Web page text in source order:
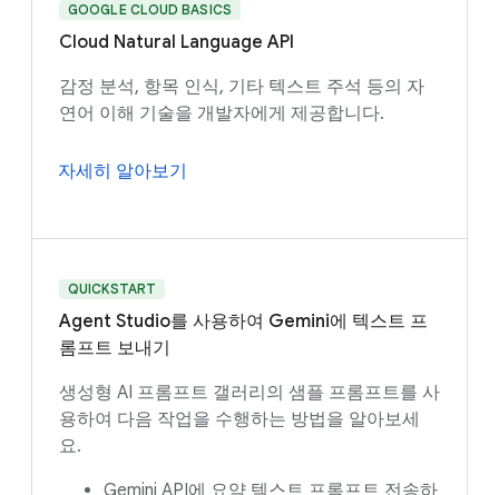
GOOGLE CLOUD BASICS
Cloud Natural Language API
감정 분석, 항목 인식, 기타 텍스트 주석 등의 자
연어 이해 기술을 개발자에게 제공합니다.
자세히 알아보기
QUICKSTART
Agent Studio를 사용하여 Gemini에 텍스트 프
롬프트 보내기
생성형 AI 프롬프트 갤러리의 샘플 프롬프트를 사
용하여 다음 작업을 수행하는 방법을 알아보세
요.
Gemini API에 요약 텍스트 프롬프트 전송하